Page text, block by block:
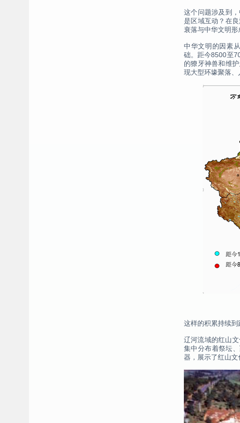
这个问题涉及到
是区域互动？在
衰落与中华文明形
中华文明的因素
础。距今8500至
的獠牙神兽和维
现大型环壕聚落、
这样的积累持续到
辽河流域的红山
集中分布着祭坛
器，展示了红山文